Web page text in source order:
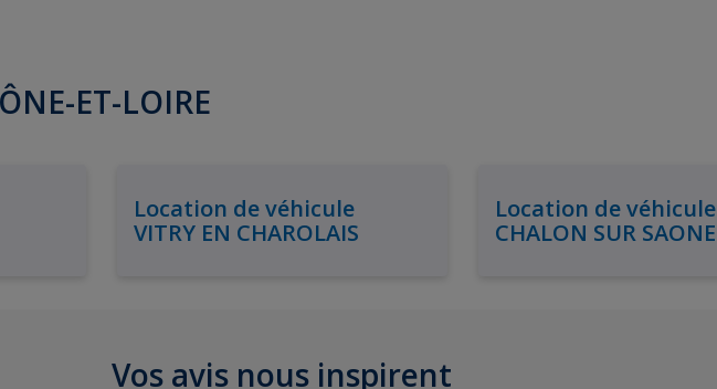
ET-LOIRE
Location de véhicule
VITRY EN CHAROLAIS
Location de véhicule
CHALON SUR SAONE
Vos avis nous inspirent